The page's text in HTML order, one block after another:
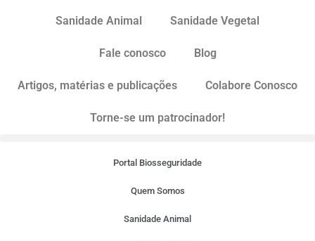
Sanidade Animal Sanidade Vegetal
Fale conosco Blog
Artigos, matérias e publicações Colabore Conosco
Torne-se um patrocinador!
Portal Biosseguridade
Quem Somos
Sanidade Animal